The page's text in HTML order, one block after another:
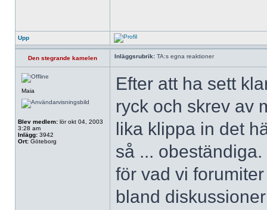
Upp
Den stegrande kamelen Inläggsrubrik: TA:s egna reaktioner
Maia
Blev medlem: lör okt 04, 2003
3:28 am
Inlägg: 3942
Ort: Göteborg
Efter att ha sett
ryck och skrev av
lika klippa in det
så ...
för vad vi
bland